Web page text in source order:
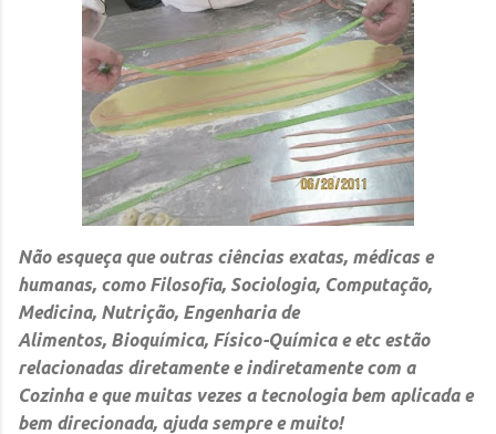
Não esqueça que outras ciências exatas, médicas e
humanas, como Filosofia, Sociologia, Computação,
Medicina, Nutrição, Engenharia de
Alimentos, Bioquímica, Físico-Química e etc estão
relacionadas diretamente e indiretamente com a
Cozinha e que muitas vezes a tecnologia bem aplicada e
bem direcionada, ajuda sempre e muito!